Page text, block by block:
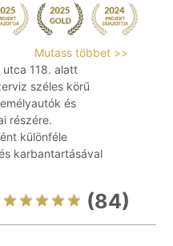
Mutass többet >>
utca 118. alatt
széles körű
és
részére.
különféle
karbantartásával
(84)